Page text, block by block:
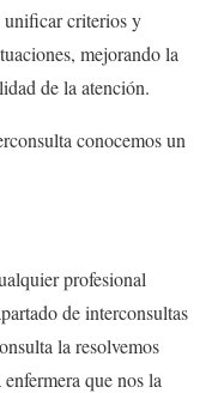
unificar criterios y
mejorando la
de la atención.
conocemos un
profesional
de interconsultas
la resolvemos
que nos la